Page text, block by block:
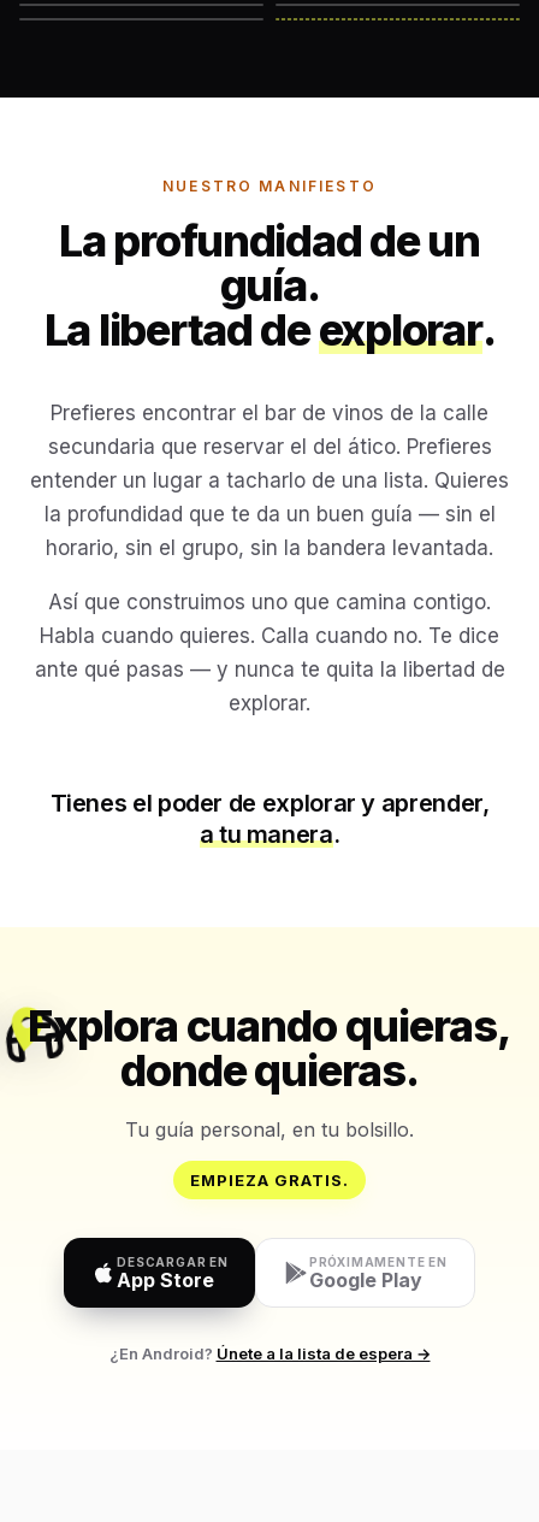
→
NUESTRO MANIFIESTO
La profundidad de un
guía.
La libertad deexplorar.
Prefieres encontrar el bar de vinos de la calle
secundaria que reservar el del ático. Prefieres
entender un lugar a tacharlo de una lista. Quieres
la profundidad que te da un buen guía — sin el
horario, sin el grupo, sin la bandera levantada.
Así que construimos uno que camina contigo.
Habla cuando quieres. Calla cuando no. Te dice
ante qué pasas — y nunca te quita la libertad de
explorar.
Tienes el poder de explorar y aprender,
a tu manera.
Explora cuando quieras,
donde quieras.
Tu guía personal, en tu bolsillo.
EMPIEZA GRATIS.
DESCARGAR EN
App Store
PRÓXIMAMENTE EN
Google Play
¿En Android? Únete a la lista de espera →